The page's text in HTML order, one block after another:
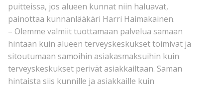
puitteissa, jos alueen kunnat niin haluavat,
painottaa kunnanlääkäri Harri Haimakainen.
– Olemme valmiit tuottamaan palvelua samaan
hintaan kuin alueen terveyskeskukset toimivat ja
sitoutumaan samoihin asiakasmaksuihin kuin
terveyskeskukset perivät asiakkailtaan. Saman
hintaista siis kunnille ja asiakkaille kuin